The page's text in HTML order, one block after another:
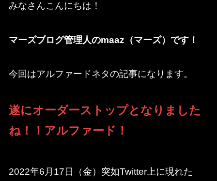
みなさんこんにちは！
マーズブログ管理人のmaaz（マーズ）です！
今回はアルファードネタの記事になります。
遂にオーダーストップとなりました
ね！！アルファード！
2022年6月17日（金）突如Twitter上に現れた